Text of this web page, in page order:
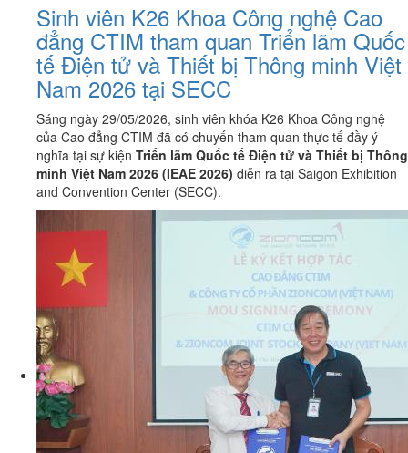
Sinh viên K26 Khoa Công nghệ Cao
đẳng CTIM tham quan Triển lãm Quốc
tế Điện tử và Thiết bị Thông minh Việt
Nam 2026 tại SECC
Sáng ngày 29/05/2026, sinh viên khóa K26 Khoa Công nghệ
của Cao đẳng CTIM đã có chuyến tham quan thực tế đầy ý
nghĩa tại sự kiện Triển lãm Quốc tế Điện tử và Thiết bị Thông
minh Việt Nam 2026 (IEAE 2026) diễn ra tại Saigon Exhibition
and Convention Center (SECC).